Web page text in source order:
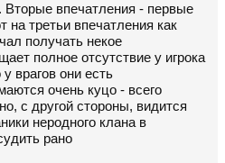
Вторые впечатления - первые
на третьи впечатления как
получать некое
полное отсутствие у игрока
врагов они есть
очень куцо - всего
с другой стороны, видится
неродного клана в
рано